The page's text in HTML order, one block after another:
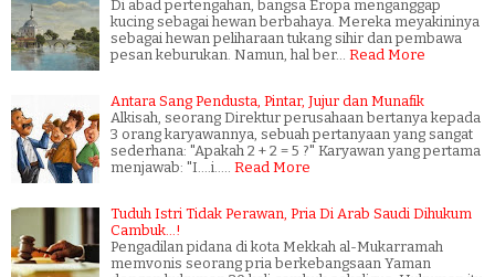
Di abad pertengahan, bangsa Eropa menganggap
kucing sebagai hewan berbahaya. Mereka meyakininya
sebagai hewan peliharaan tukang sihir dan pembawa
pesan keburukan. Namun, hal ber…
Read More
Antara Sang Pendusta, Pintar, Jujur dan Munafik
Alkisah, seorang Direktur perusahaan bertanya kepada
3 orang karyawannya, sebuah pertanyaan yang sangat
sederhana: "Apakah 2 + 2 = 5 ?" Karyawan yang pertama
menjawab: "I....i..…
Read More
Tuduh Istri Tidak Perawan, Pria Di Arab Saudi Dihukum
Cambuk...!
Pengadilan pidana di kota Mekkah al-Mukarramah
memvonis seorang pria berkebangsaan Yaman